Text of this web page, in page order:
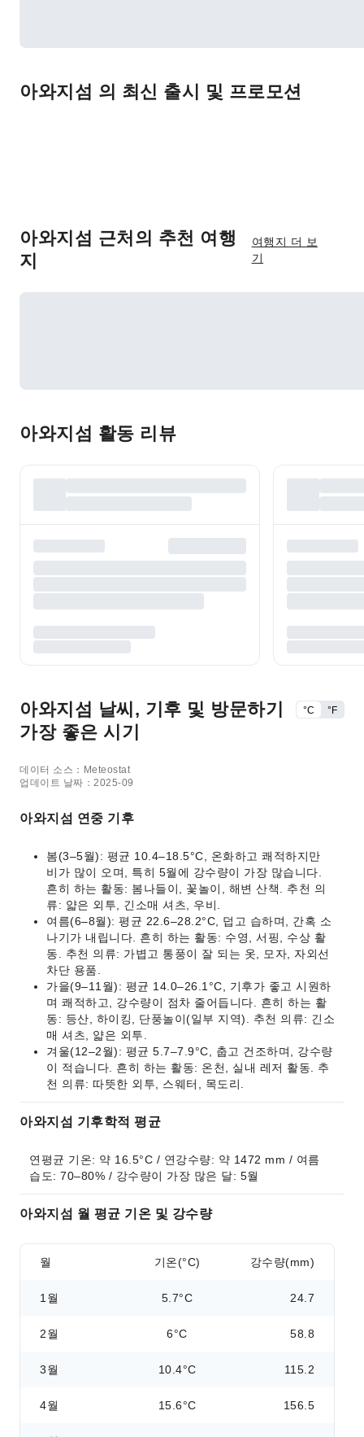
아와지섬 의 최신 출시 및 프로모션
아와지섬 근처의 추천 여행
지
여행지 더 보
기
아와지섬 활동 리뷰
아와지섬 날씨, 기후 및 방문하기
가장 좋은 시기
°C °F
데이터 소스：Meteostat
업데이트 날짜：2025-09
아와지섬 연중 기후
봄(3–5월): 평균 10.4–18.5°C, 온화하고 쾌적하지만
비가 많이 오며, 특히 5월에 강수량이 가장 많습니다.
흔히 하는 활동: 봄나들이, 꽃놀이, 해변 산책. 추천 의
류: 얇은 외투, 긴소매 셔츠, 우비.
여름(6–8월): 평균 22.6–28.2°C, 덥고 습하며, 간혹 소
나기가 내립니다. 흔히 하는 활동: 수영, 서핑, 수상 활
동. 추천 의류: 가볍고 통풍이 잘 되는 옷, 모자, 자외선
차단 용품.
가을(9–11월): 평균 14.0–26.1°C, 기후가 좋고 시원하
며 쾌적하고, 강수량이 점차 줄어듭니다. 흔히 하는 활
동: 등산, 하이킹, 단풍놀이(일부 지역). 추천 의류: 긴소
매 셔츠, 얇은 외투.
겨울(12–2월): 평균 5.7–7.9°C, 춥고 건조하며, 강수량
이 적습니다. 흔히 하는 활동: 온천, 실내 레저 활동. 추
천 의류: 따뜻한 외투, 스웨터, 목도리.
아와지섬 기후학적 평균
연평균 기온: 약 16.5°C / 연강수량: 약 1472 mm / 여름
습도: 70–80% / 강수량이 가장 많은 달: 5월
아와지섬 월 평균 기온 및 강수량
월 기온(°C) 강수량(mm)
1월 5.7°C 24.7
2월 6°C 58.8
3월 10.4°C 115.2
4월 15.6°C 156.5